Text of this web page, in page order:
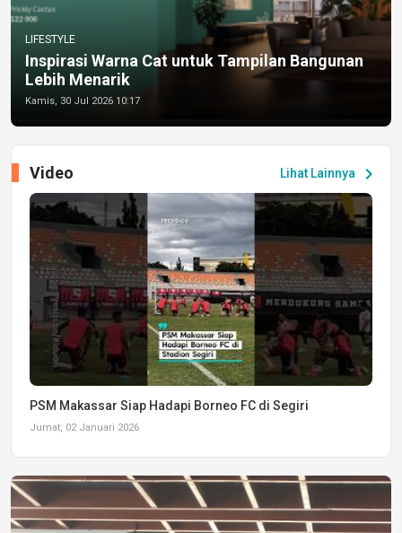
LIFESTYLE
Inspirasi Warna Cat untuk Tampilan Bangunan
Lebih Menarik
Kamis, 30 Jul 2026 10:17
Lihat Lainnya chevron_right
Video
PSM Makassar Siap Hadapi Borneo FC di Segiri
Jumat, 02 Januari 2026